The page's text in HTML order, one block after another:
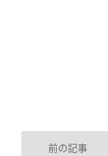
前の記事